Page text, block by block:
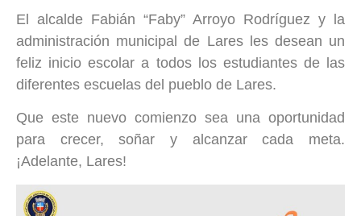
El alcalde Fabián “Faby” Arroyo Rodríguez y la
administración municipal de Lares les desean un
feliz inicio escolar a todos los estudiantes de las
diferentes escuelas del pueblo de Lares.
Que este nuevo comienzo sea una oportunidad
para crecer, soñar y alcanzar cada meta.
¡Adelante, Lares!